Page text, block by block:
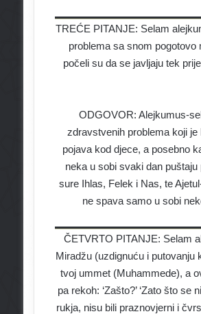
TREĆE PITANJE: Selam
problema sa snom
počeli su da se javljaju tek
ODGOVOR: Alejkumus-
zdravstvenih problema koji
pojava kod djece, a posebno
neka u sobi svaki dan
sure Ihlas, Felek i Nas, te
ne spava samo u sobi
ČETVRTO PITANJE: Selam
Miradžu (uzdignuću i putovanju
tvoj ummet (Muhammede), a
pa rekoh: ‘Zašto?’ ‘Zato što
rukja, nisu bili praznovjerni i